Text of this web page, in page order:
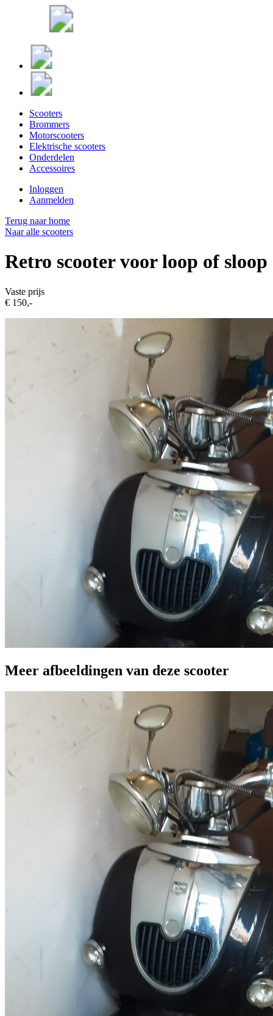
Scooters
Brommers
Motorscooters
Elektrische scooters
Onderdelen
Accessoires
Inloggen
Aanmelden
Terug naar home
Naar alle scooters
Retro scooter voor loop of sloop
Vaste prijs
€ 150,-
Meer afbeeldingen van deze scooter